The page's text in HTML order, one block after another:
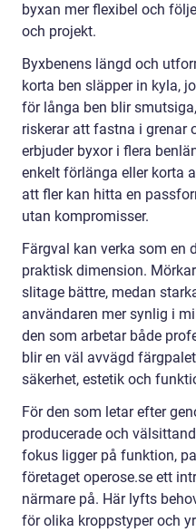
byxan mer flexibel och
och projekt.
Byxbenens längd och
korta ben släpper in kyla,
för långa ben blir
riskerar att fastna i grenar
erbjuder byxor i flera
enkelt förlänga eller korta
att fler kan hitta en
utan kompromisser.
Färgval kan verka som en
praktisk dimension.
slitage bättre, medan
användaren mer synlig i
den som arbetar både
blir en väl avvägd
säkerhet, estetik och
För den som letar efter
producerade och
fokus ligger på funktion,
företaget operose.se ett
närmare på. Här lyfts
för olika kroppstyper och